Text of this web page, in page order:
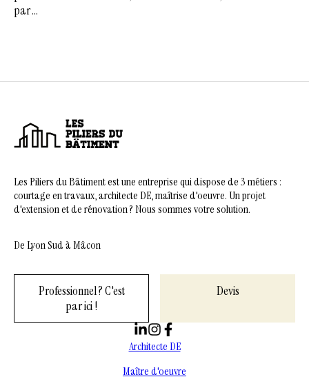
par ...
Les Piliers du Bâtiment est une entreprise qui dispose de 3 métiers :
courtage en travaux, architecte DE, maîtrise d'oeuvre. Un projet
d'extension et de rénovation ? Nous sommes votre solution.
De Lyon Sud à Mâcon
Professionnel ? C'est
par ici !
Devis
Architecte DE
Maître d'oeuvre